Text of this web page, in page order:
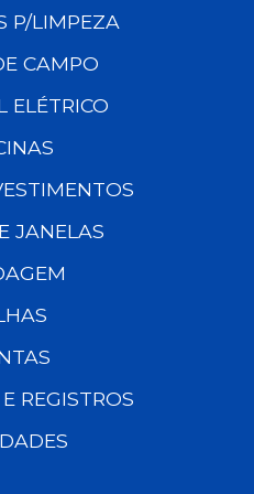
P/LIMPEZA
CAMPO
ELÉTRICO
JANELAS
REGISTROS